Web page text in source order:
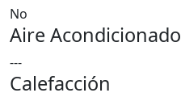
No
Aire Acondicionado
---
Calefacción